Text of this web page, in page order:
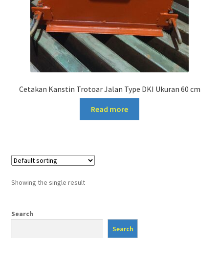
Cetakan Kanstin Trotoar Jalan Type DKI Ukuran 60 cm
Read more
Showing the single result
Search
Search